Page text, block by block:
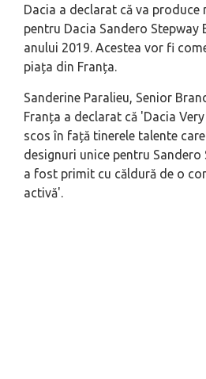
Dacia a declarat că va produce
pentru Dacia Sandero Stepway
anului 2019. Acestea vor fi
piața din Franța.
Sanderine Paralieu, Senior
Franța a declarat că 'Dacia
scos în față tinerele talente
designuri unice pentru Sandero
a fost primit cu căldură de o
activă'.